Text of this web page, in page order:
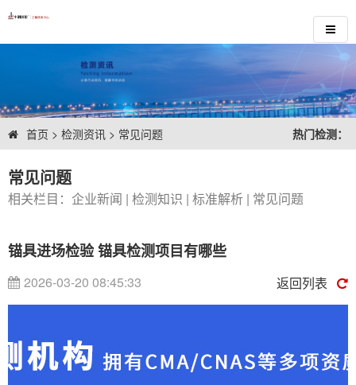
首页 > 检测资讯 > 常见问题 热门检测：
常见问题
相关栏目： 企业新闻 | 检测知识 | 标准解析 | 常见问题
锚具进场检验 锚具检测项目有哪些
2026-03-20 08:45:33 返回列表